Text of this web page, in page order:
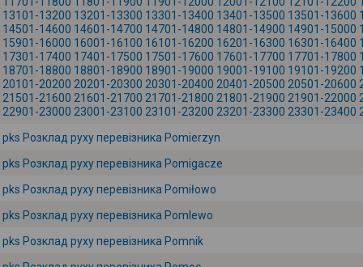
13101-13200 13201-13300 13301-13400 13401-13500 13501-13600
14501-14600 14601-14700 14701-14800 14801-14900 14901-15000
15901-16000 16001-16100 16101-16200 16201-16300 16301-16400
17301-17400 17401-17500 17501-17600 17601-17700 17701-17800
18701-18800 18801-18900 18901-19000 19001-19100 19101-19200
20101-20200 20201-20300 20301-20400 20401-20500 20501-20600
21501-21600 21601-21700 21701-21800 21801-21900 21901-22000
22901-23000 23001-23100 23101-23200 23201-23300 23301-23400
pks Розклад руху перевізника Pomierzyn
pks Розклад руху перевізника Pomigacze
pks Розклад руху перевізника Pomiłowo
pks Розклад руху перевізника Pomlewo
pks Розклад руху перевізника Pomnik